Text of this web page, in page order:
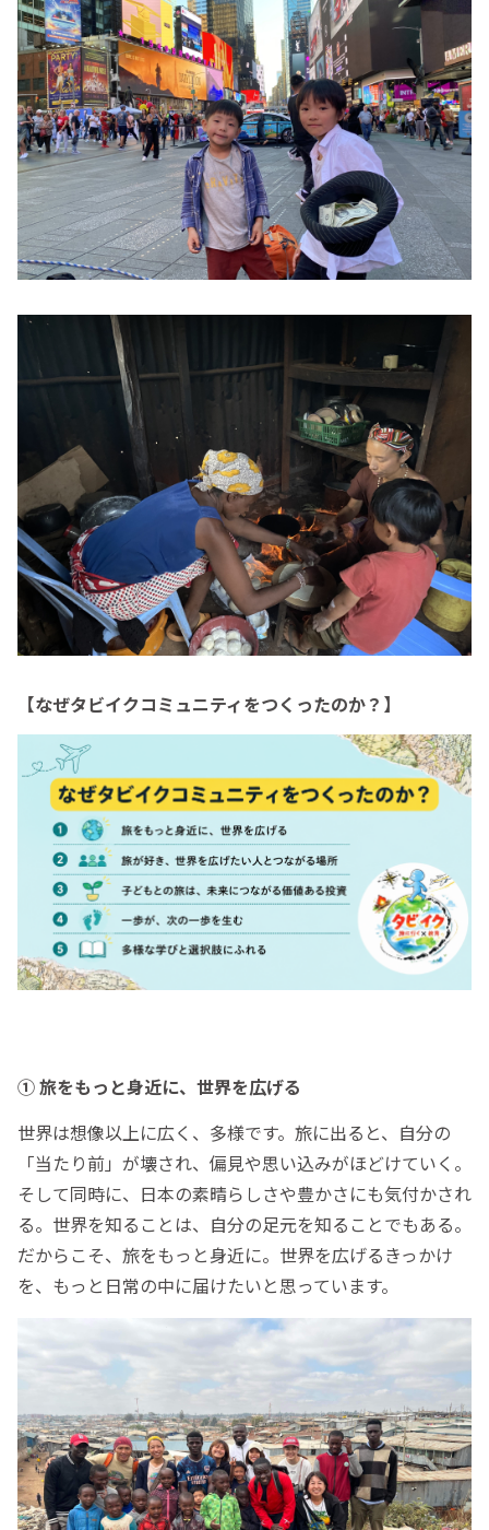
【なぜタビイクコミュニティをつくったのか？】
① 旅をもっと身近に、世界を広げる
世界は想像以上に広く、多様です。旅に出ると、自分の
「当たり前」が壊され、偏見や思い込みがほどけていく。
そして同時に、日本の素晴らしさや豊かさにも気付かされ
る。世界を知ることは、自分の足元を知ることでもある。
だからこそ、旅をもっと身近に。世界を広げるきっかけ
を、もっと日常の中に届けたいと思っています。